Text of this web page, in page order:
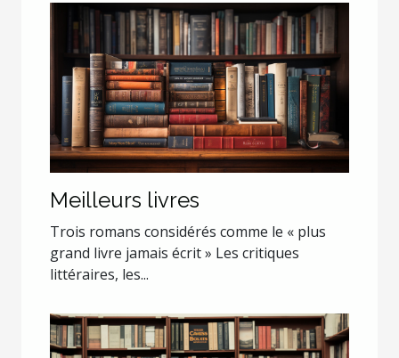
Meilleurs livres
Trois romans considérés comme le « plus
grand livre jamais écrit » Les critiques
littéraires, les...